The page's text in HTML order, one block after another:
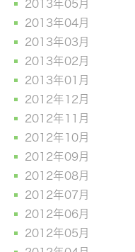
2013年05月
2013年04月
2013年03月
2013年02月
2013年01月
2012年12月
2012年11月
2012年10月
2012年09月
2012年08月
2012年07月
2012年06月
2012年05月